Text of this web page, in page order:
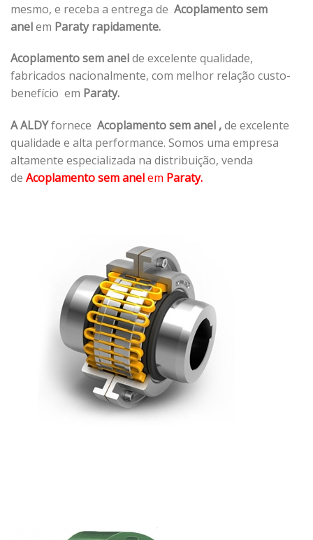
mesmo, e receba a entrega de Acoplamento sem
anelem Paraty rapidamente.
Acoplamento sem anelde excelente qualidade,
fabricados nacionalmente, com melhor relação custo-
benefício em Paraty.
A ALDYfornece Acoplamento sem anel ,de excelente
qualidade e alta performance. Somos uma empresa
altamente especializada na distribuição, venda
de Acoplamento sem anelem Paraty.